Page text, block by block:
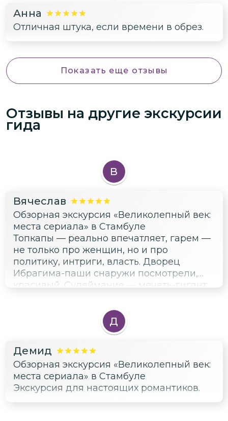
Анна
Отличная штука, если времени в обрез.
Показать еще отзывы
Отзывы на другие экскурсии
гида
В
Вячеслав
Обзорная экскурсия «Великолепный век:
места сериала» в Стамбуле
Топкапы — реально впечатляет, гарем —
не только про женщин, но и про
политику, интриги, власть. Дворец
Ибрагима-паши снаружи посмотрели,
красивый. Сулеймание — мечеть-гигант,
очень скромные, но трогательные. Узнал,
что в реальной жизни у них
действительно была любовь, а не только
держался. Всем рекомендую, даже если
сериал не смотрели — просто красиво и
исторично.
Д
Демид
Обзорная экскурсия «Великолепный век:
места сериала» в Стамбуле
Экскурсия для настоящих романтиков.